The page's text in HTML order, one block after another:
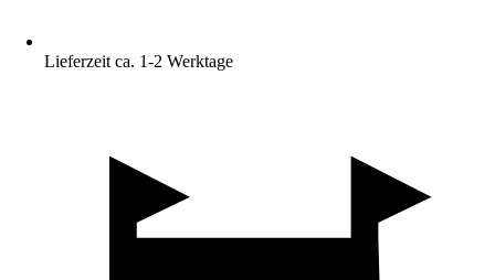
Lieferzeit ca. 1-2 Werktage